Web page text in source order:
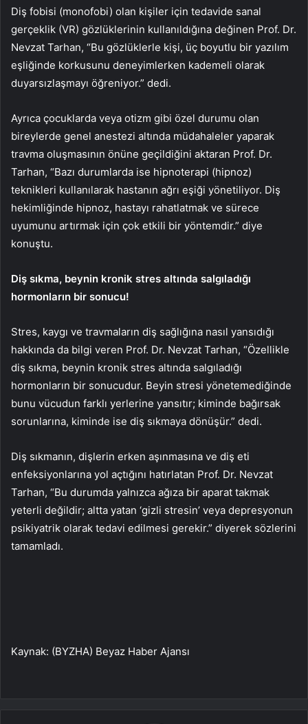
Diş fobisi (monofobi) olan kişiler için tedavide sanal
gerçeklik (VR) gözlüklerinin kullanıldığına değinen Prof. Dr.
Nevzat Tarhan, “Bu gözlüklerle kişi, üç boyutlu bir yazılım
eşliğinde korkusunu deneyimlerken kademeli olarak
duyarsızlaşmayı öğreniyor.” dedi.
Ayrıca çocuklarda veya otizm gibi özel durumu olan
bireylerde genel anestezi altında müdahaleler yaparak
travma oluşmasının önüne geçildiğini aktaran Prof. Dr.
Tarhan, “Bazı durumlarda ise hipnoterapi (hipnoz)
teknikleri kullanılarak hastanın ağrı eşiği yönetiliyor. Diş
hekimliğinde hipnoz, hastayı rahatlatmak ve sürece
uyumunu artırmak için çok etkili bir yöntemdir.” diye
konuştu.
Diş sıkma, beynin kronik stres altında salgıladığı
hormonların bir sonucu!
Stres, kaygı ve travmaların diş sağlığına nasıl yansıdığı
hakkında da bilgi veren Prof. Dr. Nevzat Tarhan, “Özellikle
diş sıkma, beynin kronik stres altında salgıladığı
hormonların bir sonucudur. Beyin stresi yönetemediğinde
bunu vücudun farklı yerlerine yansıtır; kiminde bağırsak
sorunlarına, kiminde ise diş sıkmaya dönüşür.” dedi.
Diş sıkmanın, dişlerin erken aşınmasına ve diş eti
enfeksiyonlarına yol açtığını hatırlatan Prof. Dr. Nevzat
Tarhan, “Bu durumda yalnızca ağıza bir aparat takmak
yeterli değildir; altta yatan ‘gizli stresin’ veya depresyonun
psikiyatrik olarak tedavi edilmesi gerekir.” diyerek sözlerini
tamamladı.
Kaynak: (BYZHA) Beyaz Haber Ajansı